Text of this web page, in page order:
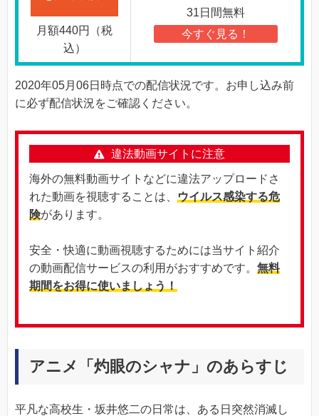
月額440円（税
込）
31日間無料
今すぐ見る！
2020年05月06日時点での配信状況です。お申し込み前
に必ず配信状況をご確認ください。
違法動画サイトに注意
海外の無料動画サイトなどに違法アップロードさ
れた動画を視聴することは、
ウイルス感染する危
険があります。
安全・快適に動画視聴するためには当サイト紹介
の動画配信サービスの利用がおすすめです。 無料
期間をお得に使いましょう！
アニメ「灼眼のシャナ」のあらすじ
平凡な高校生・坂井悠二の日常は、ある日突然消滅し